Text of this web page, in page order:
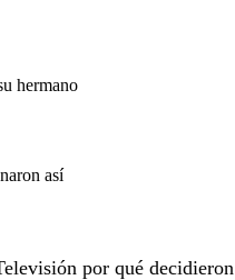
hermano
así
por qué decidieron